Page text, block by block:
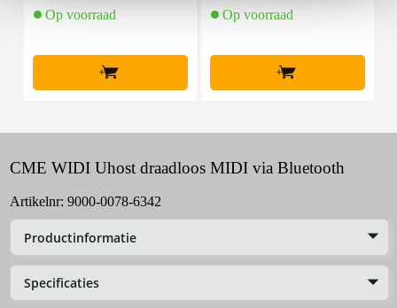
Op voorraad
+
Op voorraad
+
CME WIDI Uhost draadloos MIDI via Bluetooth
Artikelnr: 9000-0078-6342
Productinformatie
Specificaties